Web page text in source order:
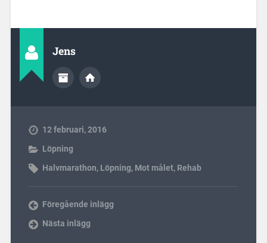
Jens
12 februari, 2016
Löpning
Halvmarathon, Löpning, Mot målet, Rehab
Föregående inlägg
Nästa inlägg